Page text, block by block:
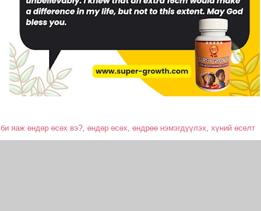
би яаж өндөр өсөх вэ?, өндөр өсөх өндрөө нэмэгдүүлэх хүний ​​өсөлт